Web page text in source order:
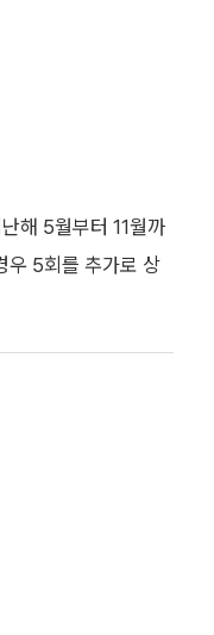
해 5월부터 11월까
우 5회를 추가로 상